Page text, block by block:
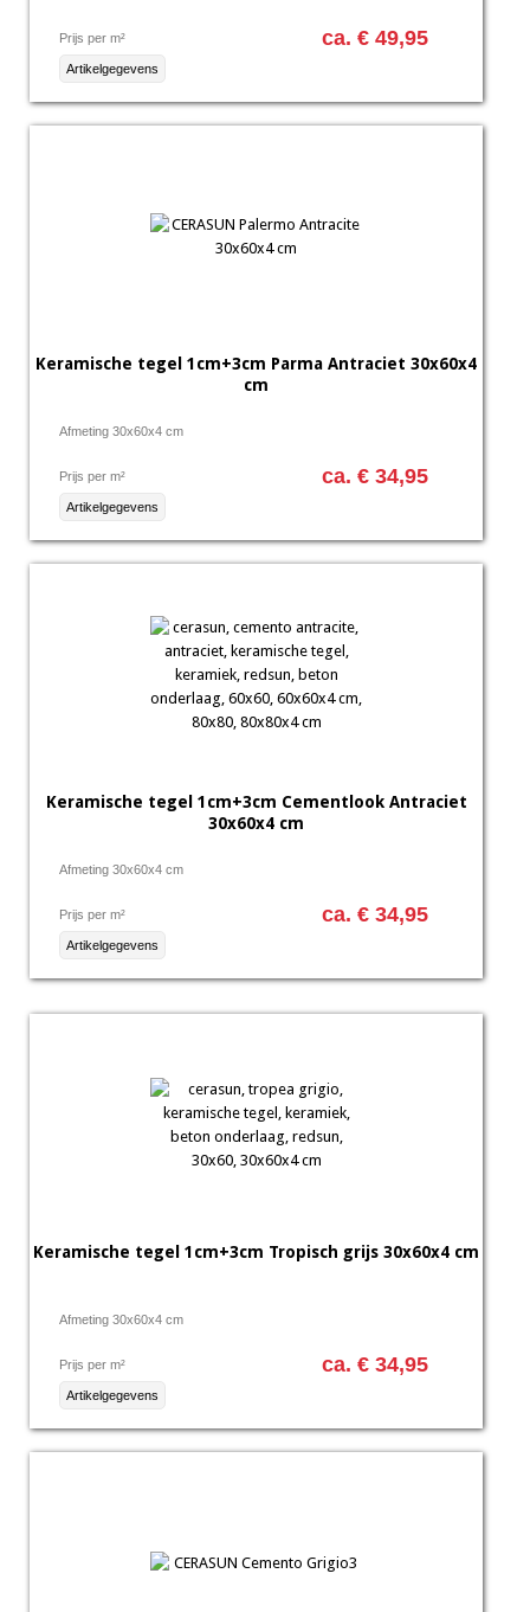
Prijs per m² ca. € 49,95
Artikelgegevens
Keramische tegel 1cm+3cm Parma Antraciet 30x60x4
cm
Afmeting 30x60x4 cm
Prijs per m² ca. € 34,95
Artikelgegevens
Keramische tegel 1cm+3cm Cementlook Antraciet
30x60x4 cm
Afmeting 30x60x4 cm
Prijs per m² ca. € 34,95
Artikelgegevens
Keramische tegel 1cm+3cm Tropisch grijs 30x60x4 cm
Afmeting 30x60x4 cm
Prijs per m² ca. € 34,95
Artikelgegevens